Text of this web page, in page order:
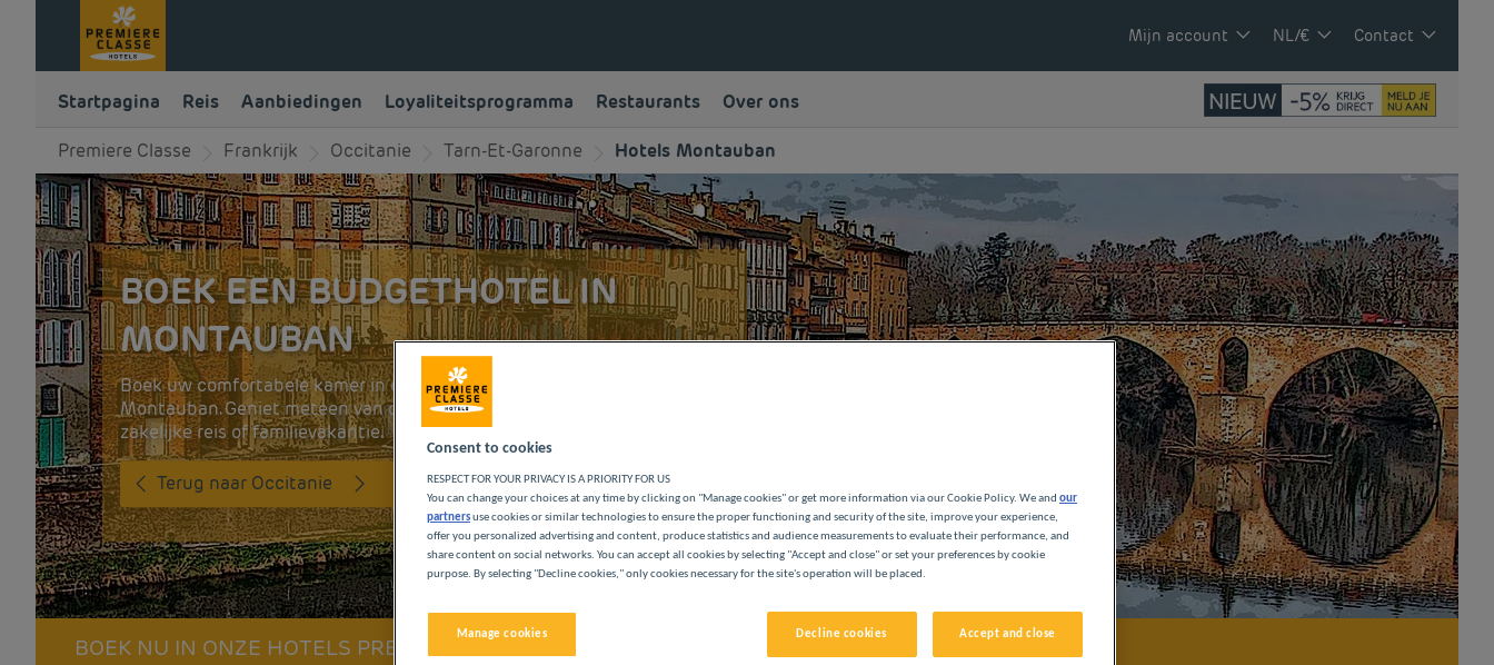
Mijn account NL/€ Contact
Startpagina Reis Aanbiedingen Loyaliteitsprogramma Restaurants Over ons
Premiere Classe Frankrijk Occitanie Tarn-Et-Garonne Hotels Montauban
BOEK EEN BUDGETHOTEL IN
MONTAUBAN
Boek uw comfortabele kamer in een Première Classe budgethotel in
Montauban. Geniet meteen van de geneugten van de stad tijdens een
zakelijke reis of familievakantie.
Terug naar Occitanie
BOEK NU IN ONZE HOTELS PREMIÈRE CLASSE
Consent to cookies
RESPECT FOR YOUR PRIVACY IS A PRIORITY FOR US
You can change your choices at any time by clicking on "Manage cookies" or get more information via our Cookie Policy. We and our
partnersuse cookies or similar technologies to ensure the proper functioning and security of the site, improve your experience,
offer you personalized advertising and content, produce statistics and audience measurements to evaluate their performance, and
share content on social networks. You can accept all cookies by selecting "Accept and close" or set your preferences by cookie
purpose. By selecting "Decline cookies," only cookies necessary for the site's operation will be placed.
Manage cookies Decline cookies Accept and close